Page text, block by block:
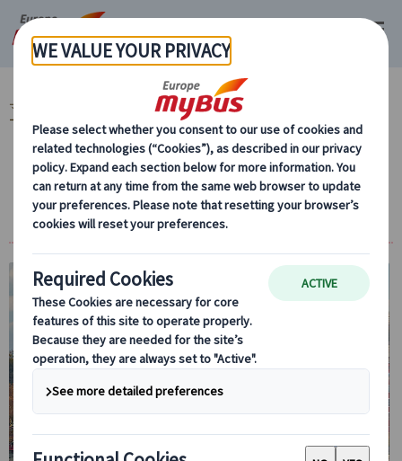
マイバス・ヨーロッパ フランス (67) パリ (67)
ー (2)
リヨン観光を満喫！日本語アシスタント同行
プライベートツアー｜午前・午後